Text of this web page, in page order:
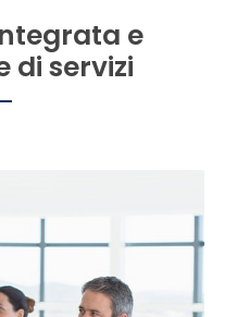
e
di servizi